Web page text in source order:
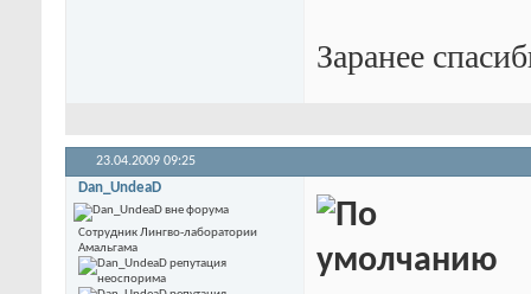
Заранее
23.04.2009 09:25
Dan_UndeaD
Сотрудник Лингво-лаборатории
Амальгама